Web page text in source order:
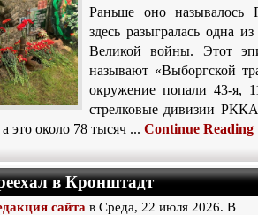
Раньше оно называлось
здесь разыгралась одна
Великой войны. Этот
называют «Выборгской
окружение попали 43‑я,
стрелковые дивизии
это около 78 тысяч ... Continue Reading
в Кронштадт
сайта в Среда, 22 июля 2026. В